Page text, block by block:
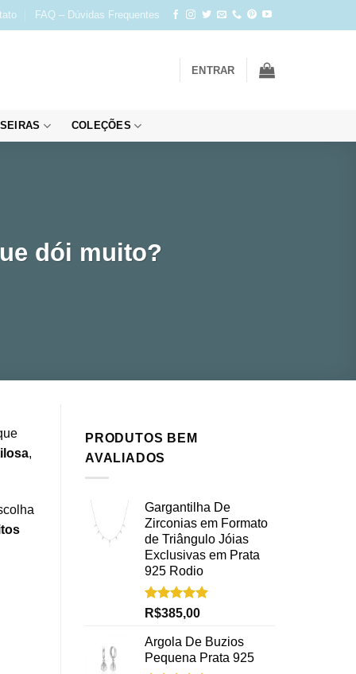
FAQ – Dúvidas Frequentes
ENTRAR
COLEÇÕES
dói muito?
,
PRODUTOS BEM
AVALIADOS
Gargantilha De
Zirconias em Formato
de Triângulo Jóias
Exclusivas em Prata
925 Rodio
Avaliação
5.00
de 5
R$385,00
Argola De Buzios
Pequena Prata 925